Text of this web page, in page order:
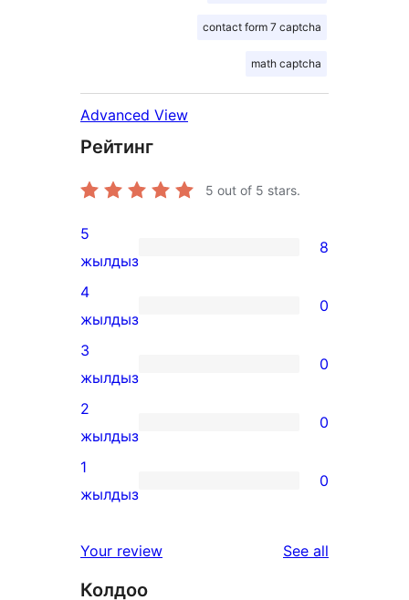
contact form 7 captcha
math captcha
Advanced View
Рейтинг
5 out of 5 stars.
8
5-
star
reviews
5
жылдыз
8
0
4-
star
reviews
4
жылдыз
0
0
3-
star
reviews
3
жылдыз
0
0
2-
star
2
жылдыз
0
0
star
1
жылдыз
0
Your review See all
Колдоо